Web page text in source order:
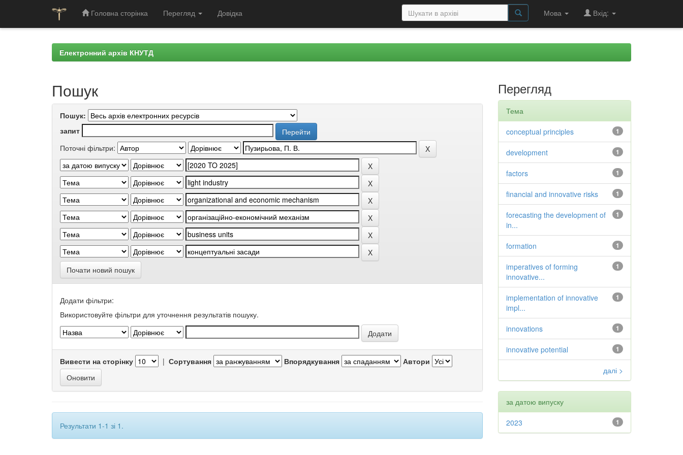
Головна сторінка Перегляд Довідка Мова Вхід:
Електронний архів КНУТД
Пошук
Пошук:
запит
Поточні фільтри:
Почати новий пошук
Додати фільтри:
Використовуйте фільтри для уточнення результатів пошуку.
Вивести на сторінку | Сортування Впорядкування Автори
Результати 1-1 зі 1.
Перегляд
Тема
1
conceptual principles
1
development
1
factors
1
financial and innovative risks
1
forecasting the development of
in...
1
formation
1
imperatives of forming
innovative...
1
implementation of innovative
impl...
1
innovations
1
innovative potential
далі >
за датою випуску
1
2023